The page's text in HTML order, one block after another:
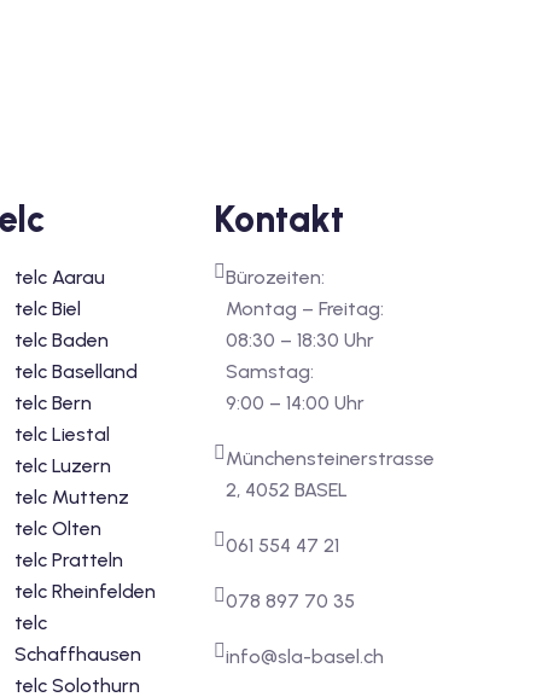
telc Aarau
telc Biel
telc Baden
telc Baselland
telc Bern
telc Liestal
telc Luzern
telc Muttenz
telc Olten
telc Pratteln
telc Rheinfelden
telc
Schaffhausen
telc Solothurn
Kontakt
Bürozeiten:
Montag – Freitag:
08:30 – 18:30 Uhr
Samstag:
9:00 – 14:00 Uhr
Münchensteinerstrasse
2, 4052 BASEL
061 554 47 21
078 897 70 35
info@sla-basel.ch